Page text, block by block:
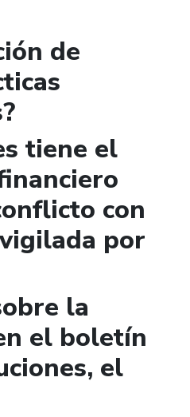
de
tiene el
con
por
la
el boletín
el